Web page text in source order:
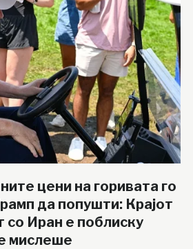
цени на горивата го
да попушти: Крајот
со Иран е поблиску
мислеше